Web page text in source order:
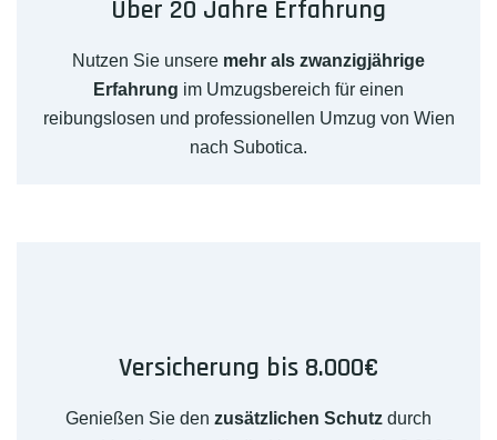
Über 20 Jahre Erfahrung
Nutzen Sie unsere mehr als zwanzigjährige
Erfahrung im Umzugsbereich für einen
reibungslosen und professionellen Umzug von Wien
nach Subotica.
Versicherung bis 8.000€
Genießen Sie den zusätzlichen Schutz durch